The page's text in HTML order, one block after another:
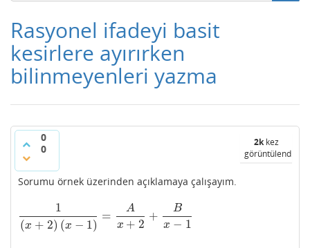
Rasyonel ifadeyi basit
kesirlere ayırırken
bilinmeyenleri yazma
0
0
2kkez
görüntülendi
Sorumu örnek üzerinden açıklamaya çalışayım.
1
(x + 2) (x − 1)
=
A
x + 2
+
B
x − 1
1(x+2)(x−1)=Ax+2+ Bx 1